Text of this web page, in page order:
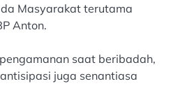
Masyarakat terutama
Anton.
saat beribadah,
juga senantiasa